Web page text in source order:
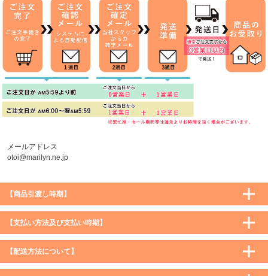
メールアドレス
otoi@marilyn.ne.jp
【商品引渡し時期】
【支払い方法及び支払い時期】
【配送方法について】